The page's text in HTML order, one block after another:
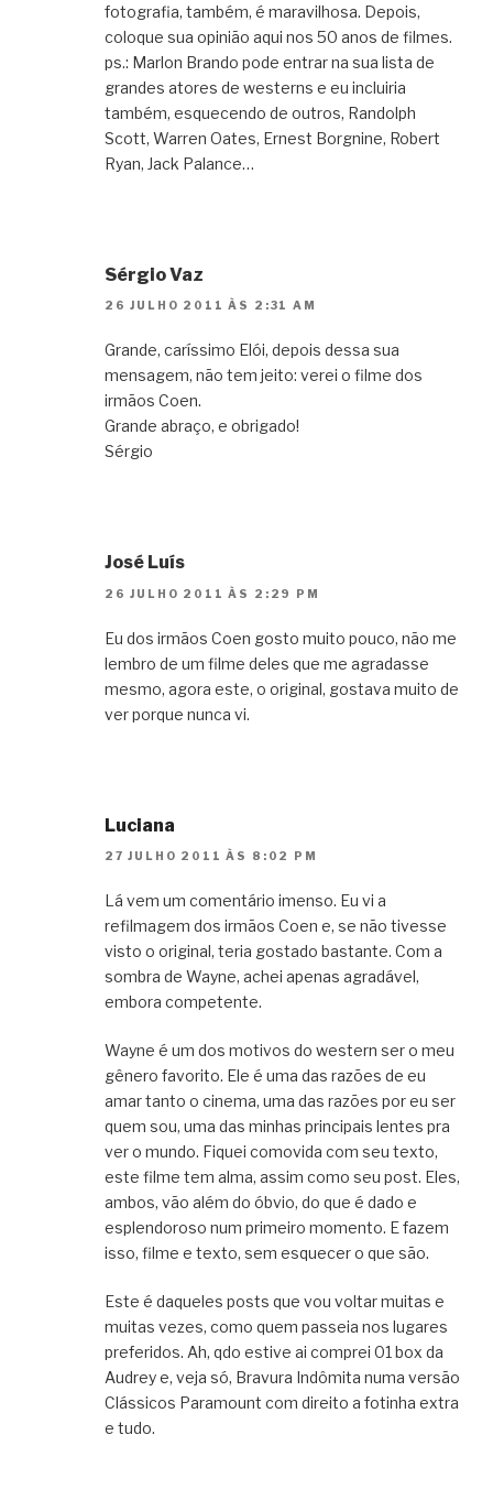
fotografia, também, é maravilhosa. Depois,
coloque sua opinião aqui nos 50 anos de filmes.
ps.: Marlon Brando pode entrar na sua lista de
grandes atores de westerns e eu incluiria
também, esquecendo de outros, Randolph
Scott, Warren Oates, Ernest Borgnine, Robert
Ryan, Jack Palance…
Sérgio Vaz
26 JULHO 2011 ÀS 2:31 AM
Grande, caríssimo Elói, depois dessa sua
mensagem, não tem jeito: verei o filme dos
irmãos Coen.
Grande abraço, e obrigado!
Sérgio
José Luís
26 JULHO 2011 ÀS 2:29 PM
Eu dos irmãos Coen gosto muito pouco, não me
lembro de um filme deles que me agradasse
mesmo, agora este, o original, gostava muito de
ver porque nunca vi.
Luciana
27 JULHO 2011 ÀS 8:02 PM
Lá vem um comentário imenso. Eu vi a
refilmagem dos irmãos Coen e, se não tivesse
visto o original, teria gostado bastante. Com a
sombra de Wayne, achei apenas agradável,
embora competente.
Wayne é um dos motivos do western ser o meu
gênero favorito. Ele é uma das razões de eu
amar tanto o cinema, uma das razões por eu ser
quem sou, uma das minhas principais lentes pra
ver o mundo. Fiquei comovida com seu texto,
este filme tem alma, assim como seu post. Eles,
ambos, vão além do óbvio, do que é dado e
esplendoroso num primeiro momento. E fazem
isso, filme e texto, sem esquecer o que são.
Este é daqueles posts que vou voltar muitas e
muitas vezes, como quem passeia nos lugares
preferidos. Ah, qdo estive ai comprei 01 box da
Audrey e, veja só, Bravura Indômita numa versão
Clássicos Paramount com direito a fotinha extra
e tudo.